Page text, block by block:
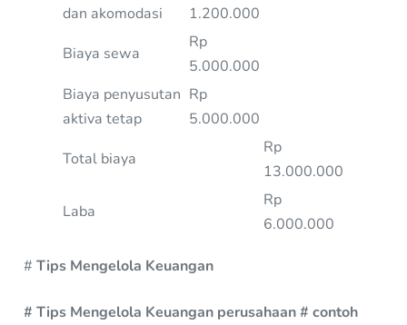
dan akomodasi
1.200.000
Biaya sewa
Rp
5.000.000
Biaya penyusutan
aktiva tetap
Rp
5.000.000
Total biaya
Rp
13.000.000
Laba
Rp
6.000.000
# Tips Mengelola Keuangan
# Tips Mengelola Keuangan perusahaan # contoh